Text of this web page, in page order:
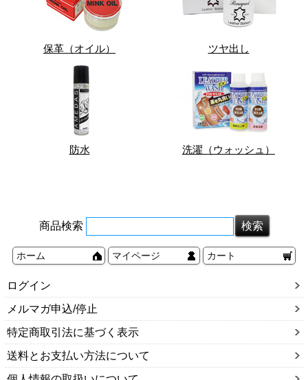
保革（オイル） ツヤ出し
防水 洗濯（ウォッシュ）
商品検索
ホーム マイページ カート
ログイン
メルマガ申込/停止
特定商取引法に基づく表示
送料とお支払い方法について